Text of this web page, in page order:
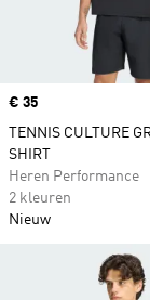
Price
€ 35
TENNIS CULTURE
SHIRT
Heren Performance
2 kleuren
Nieuw